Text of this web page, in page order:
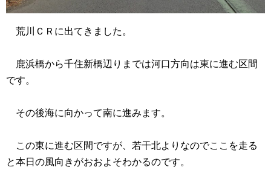
荒川ＣＲに出てきました。
鹿浜橋から千住新橋辺りまでは河口方向は東に進む区間
です。
その後海に向かって南に進みます。
この東に進む区間ですが、若干北よりなのでここを走る
と本日の風向きがおおよそわかるのです。